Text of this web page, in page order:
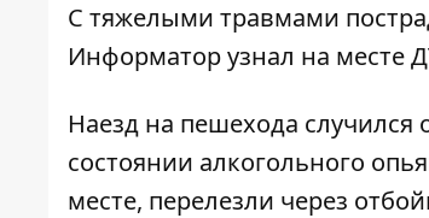
С тяжелыми травмами
Информаторузнал на месте
Наезд на пешехода
состоянии алкогольного
месте, перелезли через